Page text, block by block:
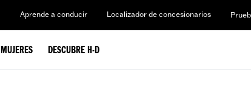
Aprende a conducir Localizador de concesionarios
MUJERES DESCUBRE H-D